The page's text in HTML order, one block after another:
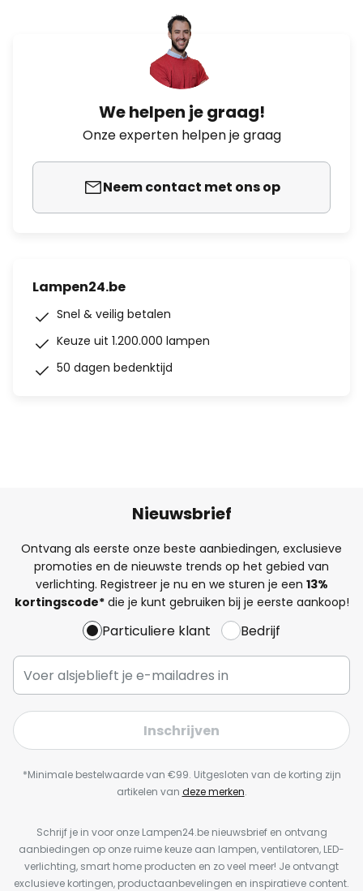
We helpen je graag!
Onze experten helpen je graag
Neem contact met ons op
Lampen24.be
Snel & veilig betalen
Keuze uit 1.200.000 lampen
50 dagen bedenktijd
Nieuwsbrief
Ontvang als eerste onze beste aanbiedingen, exclusieve
promoties en de nieuwste trends op het gebied van
verlichting. Registreer je nu en we sturen je een 13%
kortingscode*die je kunt gebruiken bij je eerste aankoop!
Particuliere klant Bedrijf
Inschrijven
*Minimale bestelwaarde van €99. Uitgesloten van de korting zijn
artikelen van deze merken.
Schrijf je in voor onze Lampen24.be nieuwsbrief en ontvang
aanbiedingen op onze ruime keuze aan lampen, ventilatoren, LED-
verlichting, smart home producten en zo veel meer! Je ontvangt
exclusieve kortingen, productaanbevelingen en inspiratieve content.